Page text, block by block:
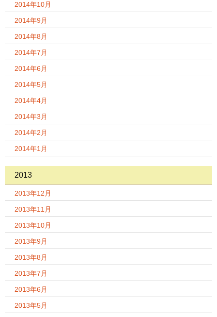
2014年10月
2014年9月
2014年8月
2014年7月
2014年6月
2014年5月
2014年4月
2014年3月
2014年2月
2014年1月
2013
2013年12月
2013年11月
2013年10月
2013年9月
2013年8月
2013年7月
2013年6月
2013年5月